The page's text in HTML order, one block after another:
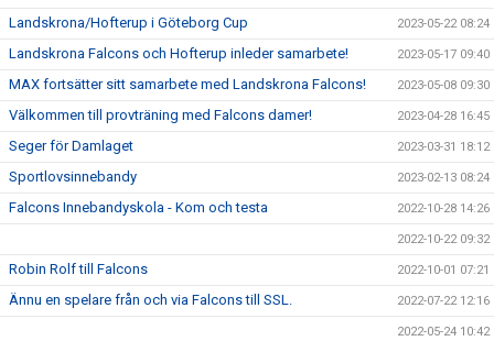
Landskrona/Hofterup i Göteborg Cup 2023-05-22 08:24
Landskrona Falcons och Hofterup inleder samarbete! 2023-05-17 09:40
MAX fortsätter sitt samarbete med Landskrona Falcons! 2023-05-08 09:30
Välkommen till provträning med Falcons damer! 2023-04-28 16:45
Seger för Damlaget 2023-03-31 18:12
Sportlovsinnebandy 2023-02-13 08:24
Falcons Innebandyskola - Kom och testa 2022-10-28 14:26
2022-10-22 09:32
Robin Rolf till Falcons 2022-10-01 07:21
Ännu en spelare från och via Falcons till SSL. 2022-07-22 12:16
2022-05-24 10:42